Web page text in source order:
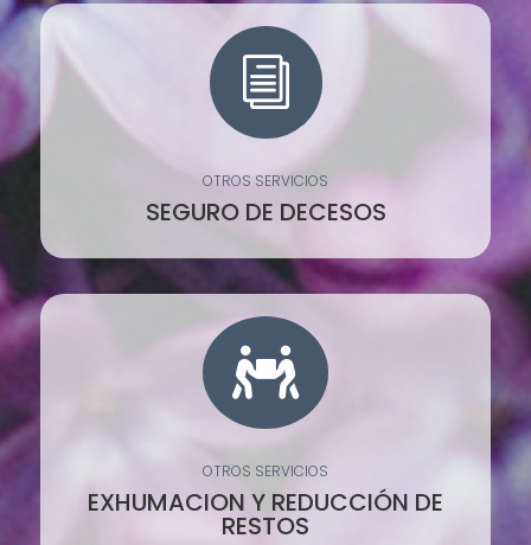
i
OTROS SERVICIOS
SEGURO DE DECESOS

OTROS SERVICIOS
EXHUMACION Y REDUCCIÓN DE
RESTOS